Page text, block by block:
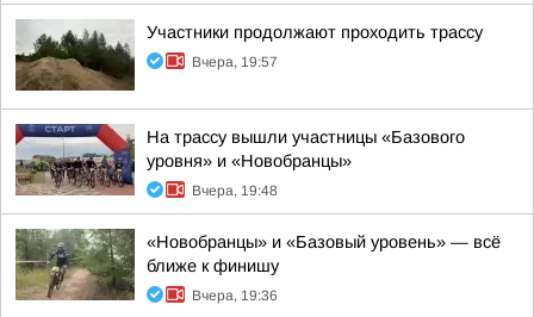
Участники продолжают проходить трассу
Вчера, 19:57
На трассу вышли участницы «Базового
уровня» и «Новобранцы»
Вчера, 19:48
«Новобранцы» и «Базовый уровень» — всё
ближе к финишу
Вчера, 19:36